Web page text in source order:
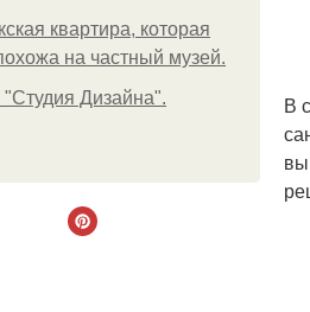
квартира, которая
на частный музей.
"Студия Дизайна".
В